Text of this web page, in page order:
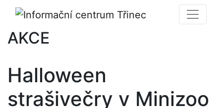
AKCE
Halloween
strašivečry v Minizoo